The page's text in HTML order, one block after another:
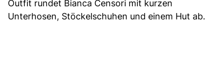
Outfit rundet Bianca Censori mit kurzen
Unterhosen, Stöckelschuhen und einem Hut ab.